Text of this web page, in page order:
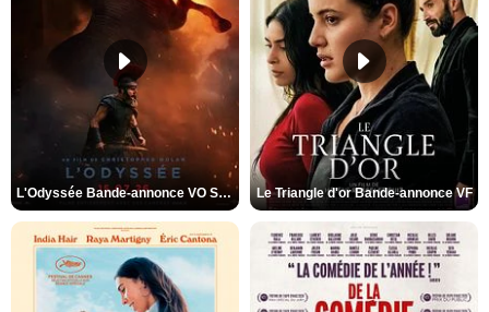
L'Odyssée Bande-annonce VO STFR Le Triangle d'or Bande-annonce VF